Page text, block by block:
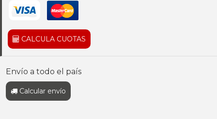
CALCULA CUOTAS
Envío a todo el país
Calcular envío